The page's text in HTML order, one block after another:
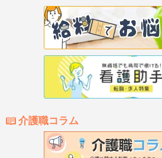
介護職コラム